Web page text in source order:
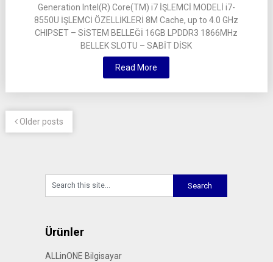
Generation Intel(R) Core(TM) i7 İŞLEMCİ MODELİ i7-
8550U İŞLEMCİ ÖZELLİKLERİ 8M Cache, up to 4.0 GHz
CHIPSET – SİSTEM BELLEĞİ 16GB LPDDR3 1866MHz
BELLEK SLOTU – SABİT DİSK
Read More
Older posts
Ürünler
ALLinONE Bilgisayar